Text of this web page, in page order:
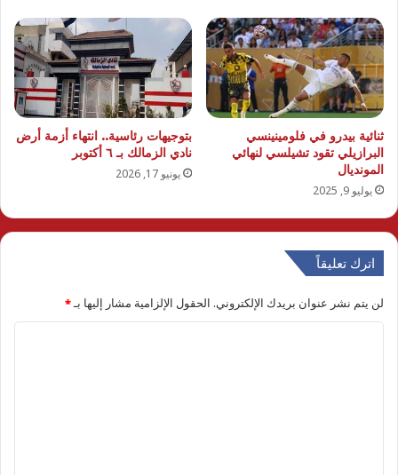
ثنائية بيدرو في فلومينينسي
البرازيلي تقود تشيلسي لنهائي
المونديال
يوليو 9, 2025
بتوجيهات رئاسية.. انتهاء أزمة أرض
نادي الزمالك بـ ٦ أكتوبر
يونيو 17, 2026
اترك تعليقاً
لن يتم نشر عنوان بريدك الإلكتروني. الحقول الإلزامية مشار إليها بـ*